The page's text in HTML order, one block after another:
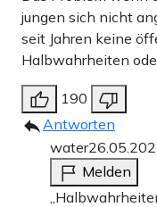
jungen sich nicht
seit Jahren keine
Halbwahrheiten
190
Antworten
water
Melden